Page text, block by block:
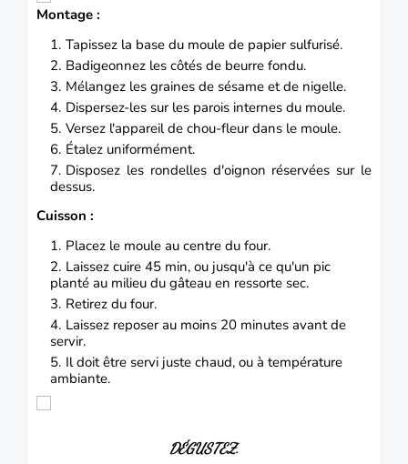
Montage :
Tapissez la base du moule de papier sulfurisé.
Badigeonnez les côtés de beurre fondu.
Mélangez les graines de sésame et de nigelle.
Dispersez-les sur les parois internes du moule.
Versez l'appareil de chou-fleur dans le moule.
Étalez uniformément.
Disposez les rondelles d'oignon réservées sur le
dessus.
Cuisson :
Placez le moule au centre du four.
Laissez cuire 45 min, ou jusqu'à ce qu'un pic
planté au milieu du gâteau en ressorte sec.
Retirez du four.
Laissez reposer au moins 20 minutes avant de
servir.
Il doit être servi juste chaud, ou à température
ambiante.
DÉGUSTEZ.